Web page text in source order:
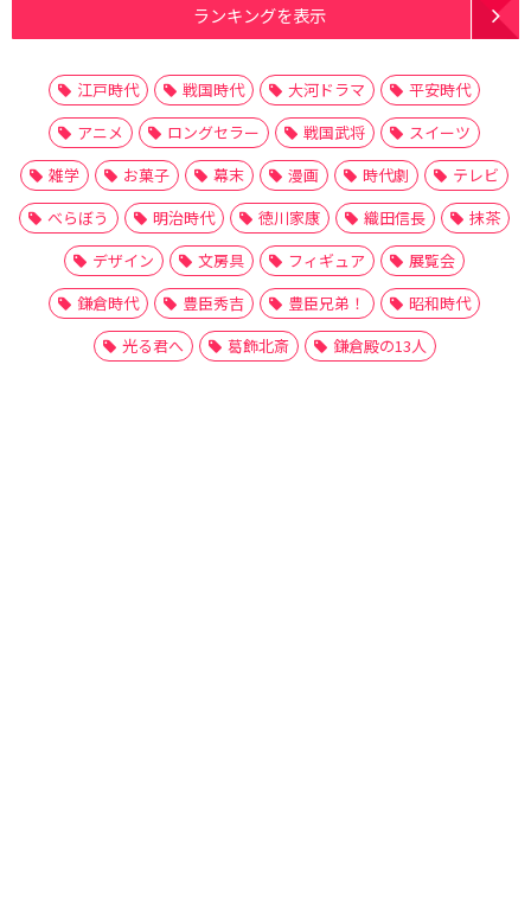
ランキングを表示
江戸時代 戦国時代 大河ドラマ
平安時代
アニメ
ロングセラー 戦国武将
スイーツ
雑学
お菓子 幕末 漫画 時代劇
テレビ
べらぼう
明治時代 徳川家康 織田信長
抹茶
デザイン
文房具 フィギュア
展覧会
鎌倉時代
豊臣秀吉 豊臣兄弟！
昭和時代
光る君へ
葛飾北斎 鎌倉殿の13人